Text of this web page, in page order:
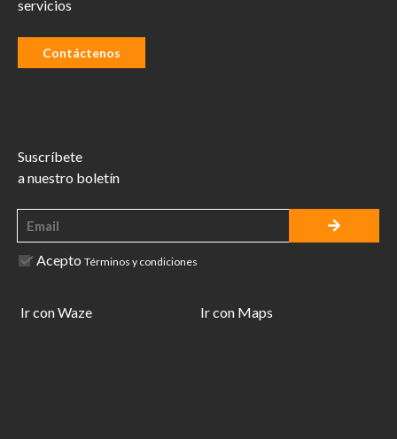
servicios
Contáctenos
Suscríbete
a nuestro boletín
Acepto Términos y condiciones
Ir con Waze Ir con Maps